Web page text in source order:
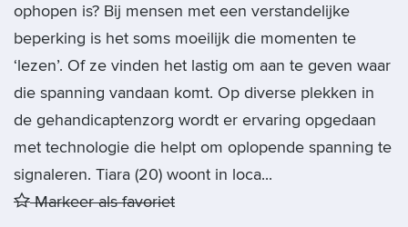
ophopen is? Bij mensen met een verstandelijke
beperking is het soms moeilijk die momenten te
‘lezen’. Of ze vinden het lastig om aan te geven waar
die spanning vandaan komt. Op diverse plekken in
de gehandicaptenzorg wordt er ervaring opgedaan
met technologie die helpt om oplopende spanning te
signaleren. Tiara (20) woont in loca...
Markeer als favoriet